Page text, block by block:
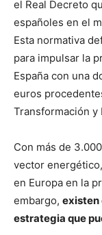
el Real Decreto
españoles en el
Esta normativa
para impulsar la
España con una
euros
Transformación y
Con más de
vector
en Europa en la
embargo, existen
estrategia que